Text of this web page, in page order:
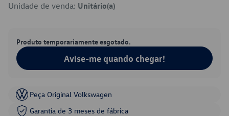
Unidade de venda: Unitário(a)
Produto temporariamente esgotado.
Avise-me quando chegar!
Peça Original Volkswagen
Garantia de 3 meses de fábrica